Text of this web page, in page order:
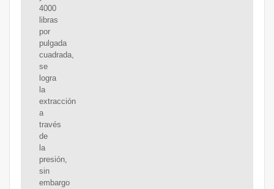
4000
libras
por
pulgada
cuadrada,
se
logra
la
extracción
a
través
de
la
presión,
sin
embargo